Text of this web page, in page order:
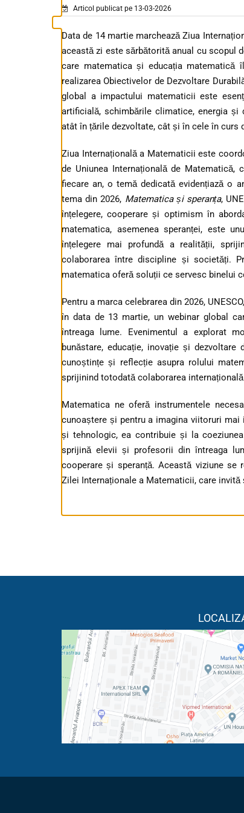
Articol publicat pe 13-03-2026
Data de 14 martie marchează Ziua
această zi este sărbătorită anual cu scopul
care matematica și educația matematică
realizarea Obiectivelor de Dezvoltare
global a impactului matematicii este
artificială, schimbările climatice, energia și
atât în țările dezvoltate, cât și în cele în curs
Ziua Internațională a Matematicii este
de Uniunea Internațională de
fiecare an, o temă dedicată evidențiază o
tema din 2026, Matematica și speranța,
înțelegere, cooperare și optimism în
matematica, asemenea speranței, este
înțelegere mai profundă a realității,
colaborarea între discipline și societăți.
matematica oferă soluții ce servesc binelui
Pentru a marca celebrarea din 2026,
în data de 13 martie, un webinar global
întreaga lume. Evenimentul a explorat
bunăstare, educație, inovație și
cunoștințe și reflecție asupra rolului
sprijinind totodată colaborarea
Matematica ne oferă instrumentele
cunoaștere și pentru a imagina viitoruri
și tehnologic, ea contribuie și la
sprijină elevii și profesorii din întreaga
cooperare și speranță. Această viziune se
Zilei Internaționale a Matematicii, care